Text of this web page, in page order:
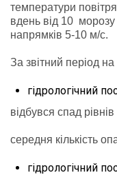
температури
вдень від 10
напрямків 5-10 м/с.
За звітний період на
гідрологічний
відбувся спад
середня кількість
гідрологічний